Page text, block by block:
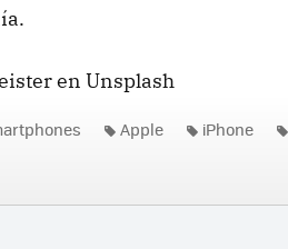
en Unsplash
Apple iPhone